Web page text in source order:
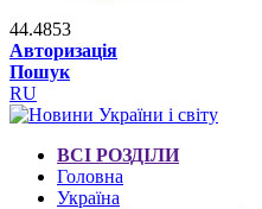
44.4853
Авторизація
Пошук
RU
ВСІ РОЗДІЛИ
Головна
Україна